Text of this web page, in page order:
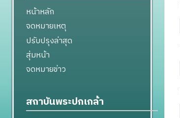
หน้าหลัก
จดหมายเหตุ
ปรับปรุงล่าสุด
สุ่มหน้า
จดหมายข่าว
สถาบันพระปกเกล้า